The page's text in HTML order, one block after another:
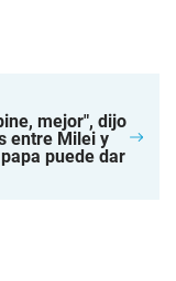
mejor", dijo
entre Milei y
puede dar